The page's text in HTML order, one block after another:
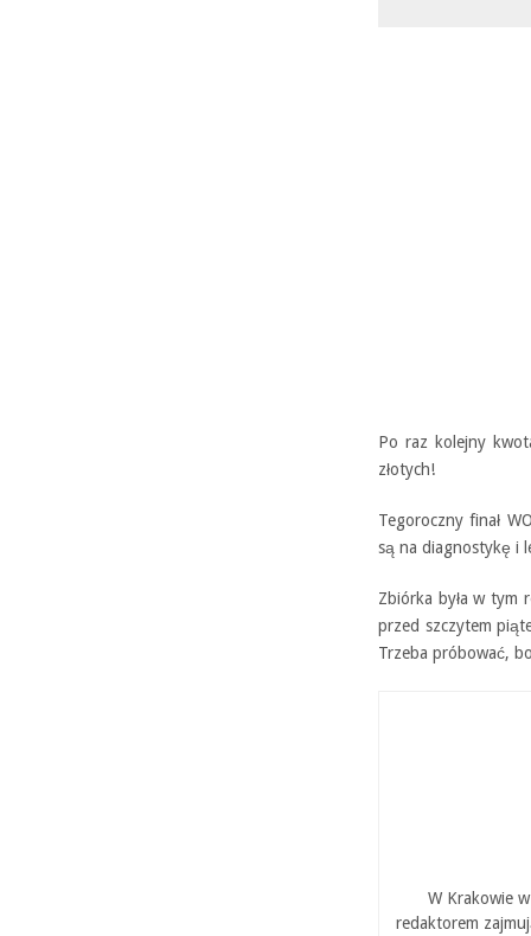
Po raz kolejny
złotych!
Tegoroczny finał
są na diagnostykę i
Zbiórka była w tym
przed szczytem
Trzeba próbować,
W Krakowie
redaktorem